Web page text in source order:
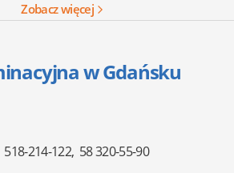
Zobacz więcej
w Gdańsku
518-214-122 58 320-55-90